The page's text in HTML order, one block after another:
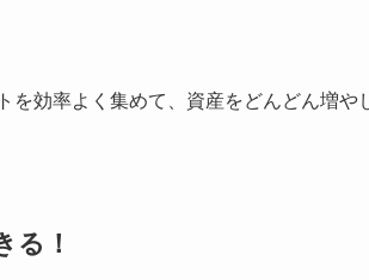
効率よく集めて、資産をどんどん増や
る！